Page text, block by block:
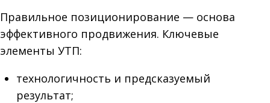
Правильное позиционирование — основа
эффективного продвижения. Ключевые
элементы УТП:
технологичность и предсказуемый
результат;